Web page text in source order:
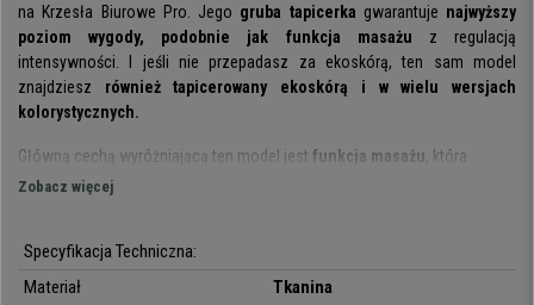
na Krzesła Biurowe Pro. Jego gruba tapicerka gwarantuje najwyższy
poziom wygody, podobnie jak funkcja masażu z regulacją
intensywności. I jeśli nie przepadasz za ekoskórą, ten sam model
znajdziesz również tapicerowany ekoskórą i w wielu wersjach
kolorystycznych.
Główną cechą wyróżniającą ten model jest funkcja masażu , która
sprawia, że nie jest to zwykły fotel biurowy, a raczej mebel do relaksu.
pozycji,zdecydowaniemożna w nim wygodnie odpocząć
przerwy w pracy, prawie w pozycji leżącej.
Zobacz więcej
Specyfikacja Techniczna:
Materiał
Tkanina